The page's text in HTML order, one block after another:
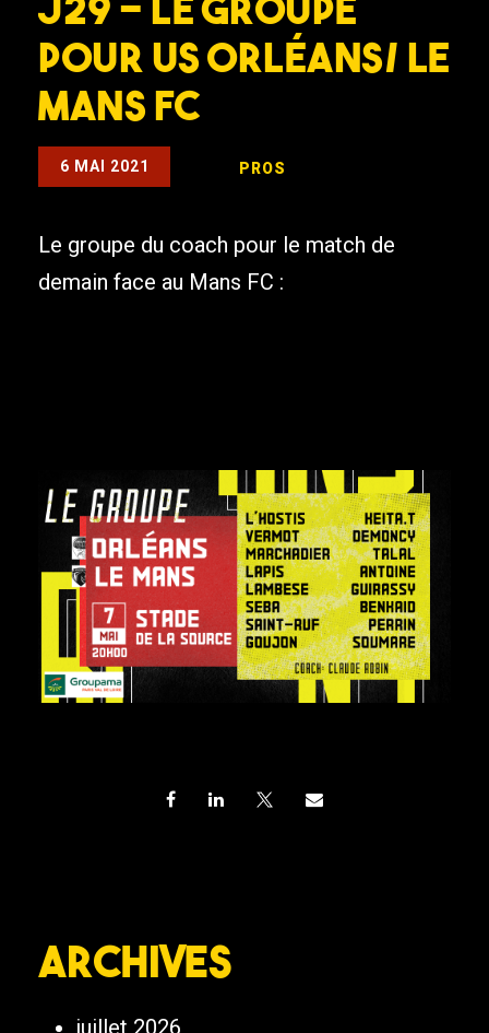
pour US Orléans/ Le
Mans FC
6 MAI 2021 PROS
Le groupe du coach pour le match de
demain face au Mans FC :
Archives
juillet 2026